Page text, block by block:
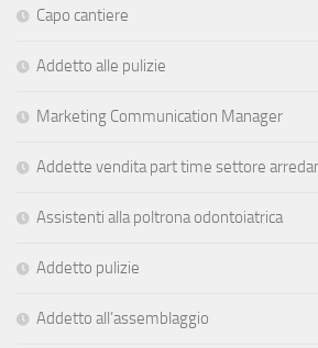
Capo cantiere
Addetto alle pulizie
Marketing Communication Manager
Addette vendita part time settore
Assistenti alla poltrona odontoiatrica
Addetto pulizie
Addetto all’assemblaggio